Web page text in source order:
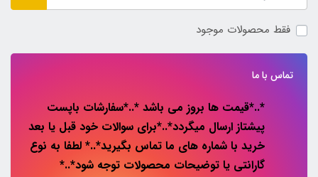
فقط محصولات موجود
تماس با ما
*..*قیمت ها بروز می باشد *..*سفارشات باپست
پیشتاز ارسال میگردد*..*برای سوالات خود قبل یا بعد
خرید با شماره های ما تماس بگیرید*..* لطفا به نوع
گارانتی یا توضیحات محصولات توجه شود*..*